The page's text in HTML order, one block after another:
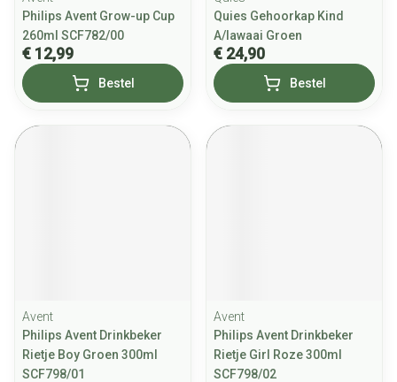
Philips Avent Grow-up Cup
260ml SCF782/00
€ 12,99
Bestel
Quies Gehoorkap Kind
A/lawaai Groen
€ 24,90
Bestel
Avent
Philips Avent Drinkbeker
Rietje Boy Groen 300ml
SCF798/01
Avent
Philips Avent Drinkbeker
Rietje Girl Roze 300ml
SCF798/02